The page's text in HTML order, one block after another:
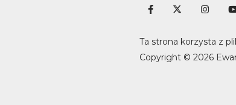
Ta strona korzysta z
Copyright © 2026